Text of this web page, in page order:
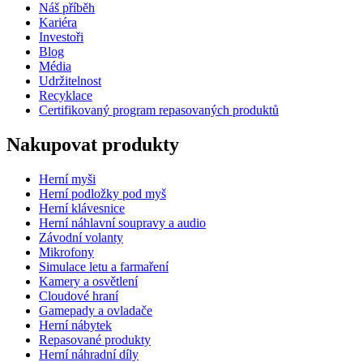
Náš příběh
Kariéra
Investoři
Blog
Média
Udržitelnost
Recyklace
Certifikovaný program repasovaných produktů
Nakupovat produkty
Herní myši
Herní podložky pod myš
Herní klávesnice
Herní náhlavní soupravy a audio
Závodní volanty
Mikrofony
Simulace letu a farmaření
Kamery a osvětlení
Cloudové hraní
Gamepady a ovladače
Herní nábytek
Repasované produkty
Herní náhradní díly